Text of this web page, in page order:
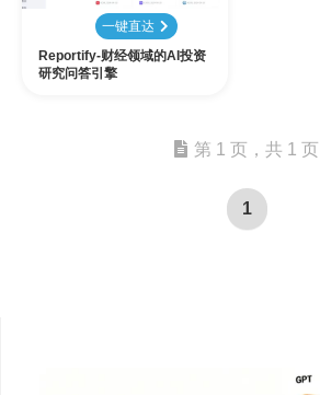
一键直达
Reportify-财经领域的AI投资
研究问答引擎
第 1 页，共 1 页
1